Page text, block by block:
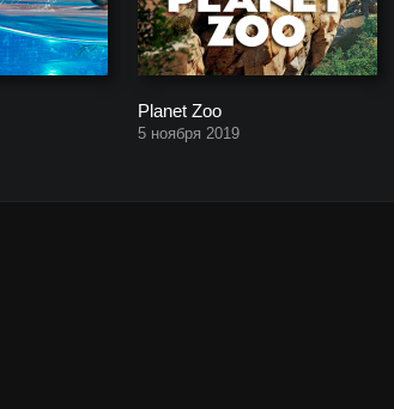
Planet Zoo
5 ноября 2019